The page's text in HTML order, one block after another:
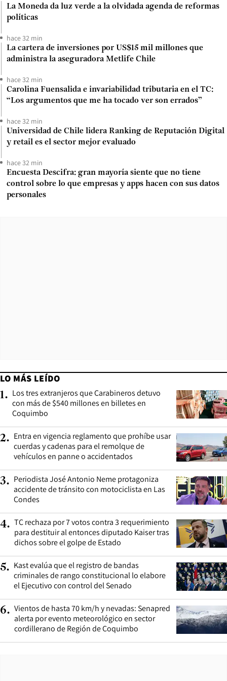
La Moneda da luz verde a la olvidada agenda de reformas
políticas
hace 32 min
La cartera de inversiones por US$15 mil millones que
administra la aseguradora Metlife Chile
hace 32 min
Carolina Fuensalida e invariabilidad tributaria en el TC:
“Los argumentos que me ha tocado ver son errados”
hace 32 min
Universidad de Chile lidera Ranking de Reputación Digital
y retail es el sector mejor evaluado
hace 32 min
Encuesta Descifra: gran mayoría siente que no tiene
control sobre lo que empresas y apps hacen con sus datos
personales
LO MÁS LEÍDO
1. Los tres extranjeros que Carabineros detuvo
con más de $540 millones en billetes en
Coquimbo
2. Entra en vigencia reglamento que prohíbe usar
cuerdas y cadenas para el remolque de
vehículos en panne o accidentados
3. Periodista José Antonio Neme protagoniza
accidente de tránsito con motociclista en Las
Condes
4. TC rechaza por 7 votos contra 3 requerimiento
para destituir al entonces diputado Kaiser tras
dichos sobre el golpe de Estado
5. Kast evalúa que el registro de bandas
criminales de rango constitucional lo elabore
el Ejecutivo con control del Senado
6. Vientos de hasta 70 km/h y nevadas: Senapred
alerta por evento meteorológico en sector
cordillerano de Región de Coquimbo